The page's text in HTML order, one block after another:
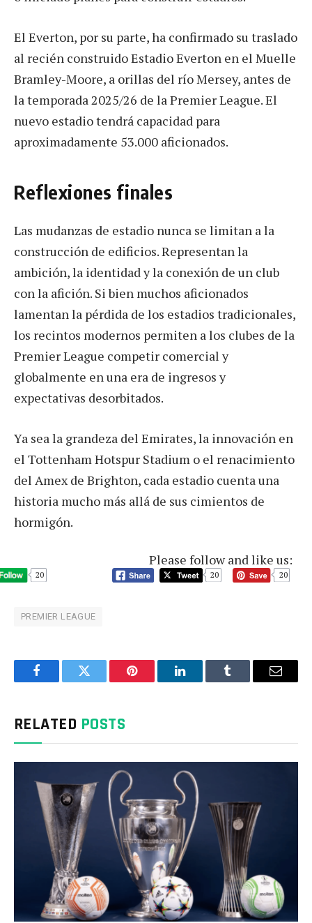
El Everton, por su parte, ha confirmado su traslado
al recién construido Estadio Everton en el Muelle
Bramley-Moore, a orillas del río Mersey, antes de
la temporada 2025/26 de la Premier League. El
nuevo estadio tendrá capacidad para
aproximadamente 53.000 aficionados.
Reflexiones finales
Las mudanzas de estadio nunca se limitan a la
construcción de edificios. Representan la
ambición, la identidad y la conexión de un club
con la afición. Si bien muchos aficionados
lamentan la pérdida de los estadios tradicionales,
los recintos modernos permiten a los clubes de la
Premier League competir comercial y
globalmente en una era de ingresos y
expectativas desorbitados.
Ya sea la grandeza del Emirates, la innovación en
el Tottenham Hotspur Stadium o el renacimiento
del Amex de Brighton, cada estadio cuenta una
historia mucho más allá de sus cimientos de
hormigón.
Please follow and like us:
20 20 20
PREMIER LEAGUE
FacebookTwitter Pinterest LinkedInTumblr Email
RELATED POSTS